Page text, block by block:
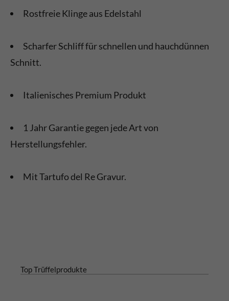
Rostfreie Klinge aus Edelstahl
Scharfer Schliff für schnellen und hauchdünnen
Schnitt.
Italienisches Premium Produkt
1 Jahr Garantie gegen jede Art von
Herstellungsfehler.
Mit Tartufo del Re Gravur.
Top Trüffelprodukte